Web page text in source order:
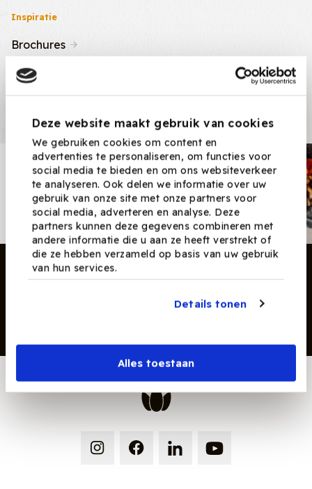
Deze website maakt gebruik van cookies
We gebruiken cookies om content en
advertenties te personaliseren, om functies voor
social media te bieden en om ons websiteverkeer
te analyseren. Ook delen we informatie over uw
gebruik van onze site met onze partners voor
social media, adverteren en analyse. Deze
partners kunnen deze gegevens combineren met
andere informatie die u aan ze heeft verstrekt of
die ze hebben verzameld op basis van uw gebruik
van hun services.
Details tonen
Alles toestaan
Inspiratie
Brochures
Nieuws & Tips
Recepten
Nieuwsbrief
Ontvang nieuwe recepten,
producten en tips maandelijks in
je mailbox.